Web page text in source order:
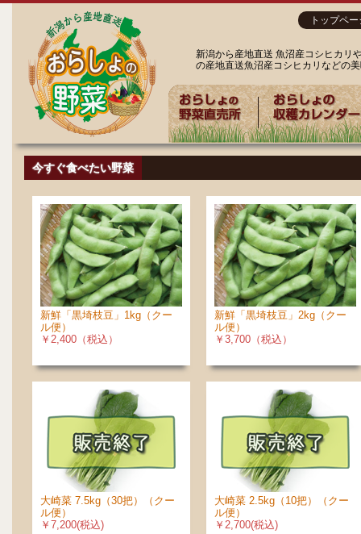
新潟から産地直送 魚沼産コシヒカリ
の産地直送魚沼産コシヒカリなどの
トップペー
今すぐ食べたい野菜
新鮮「黒埼枝豆」1kg（クー
ル便）
￥2,400（税込）
新鮮「黒埼枝豆」2kg（クー
ル便）
￥3,700（税込）
大崎菜 7.5kg（30把）（クー
ル便）
￥7,200(税込)
大崎菜 2.5kg（10把）（クー
ル便）
￥2,700(税込)